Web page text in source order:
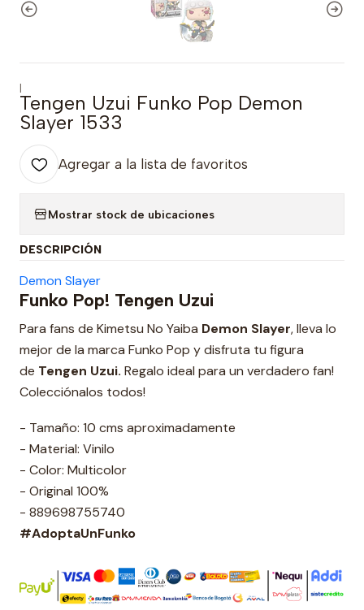
|
Tengen Uzui Funko Pop Demon
Slayer 1533
Agregar a la lista de favoritos
Mostrar stock de ubicaciones
DESCRIPCIÓN
Demon Slayer
Funko Pop! Tengen Uzui
Para fans de Kimetsu No Yaiba Demon Slayer, lleva lo
mejor de la marca Funko Pop y disfruta tu figura
de Tengen Uzui. Regalo ideal para un verdadero fan!
Colecciónalos todos!
- Tamaño: 10 cms aproximadamente
- Material: Vinilo
- Color: Multicolor
- Original 100%
- 889698755740
#AdoptaUnFunko